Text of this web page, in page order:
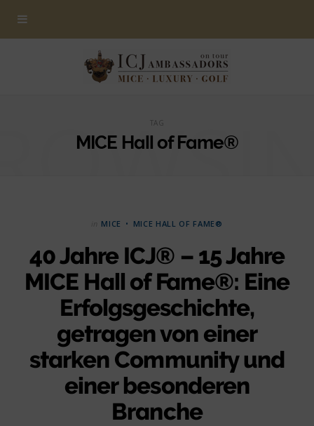
TAG
MICE Hall of Fame®
MICE MICE HALL OF FAME®
40 Jahre ICJ® – 15 Jahre
MICE Hall of Fame®: Eine
Erfolgsgeschichte,
getragen von einer
starken Community und
einer besonderen
Branche